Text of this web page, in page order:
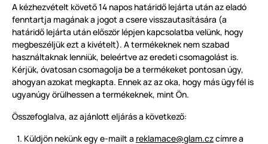
A kézhezvételt követő 14 napos határidő lejárta után az eladó
fenntartja magának a jogot a csere visszautasítására (a
határidő lejárta után először lépjen kapcsolatba velünk, hogy
megbeszéljük ezt a kivételt). A termékeknek nem szabad
használtaknak lenniük, beleértve az eredeti csomagolást is.
Kérjük, óvatosan csomagolja be a termékeket pontosan úgy,
ahogyan azokat megkapta. Ennek az az oka, hogy más ügyfél is
ugyanúgy örülhessen a termékeknek, mint Ön.
Összefoglalva, az ajánlott eljárás a következő:
Küldjön nekünk egy e-mailt a reklamace@glam.czcímre a